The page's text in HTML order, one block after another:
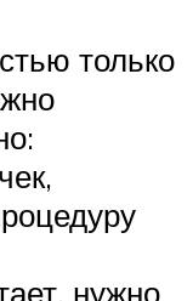
только
нужно